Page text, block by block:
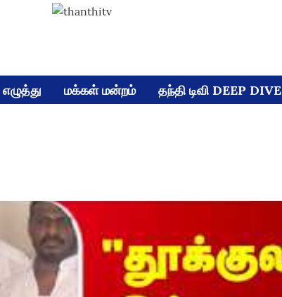
மக்கள் மன்றம் தந்தி டிவி DEEP DIVE